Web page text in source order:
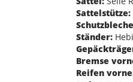
Sattelstütze:
Ständer:
Bremse
Reifen